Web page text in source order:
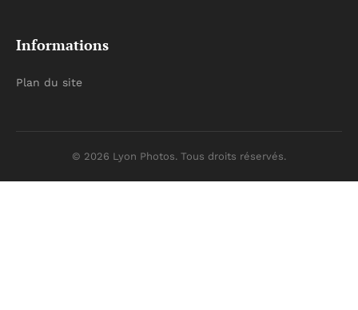
Informations
Plan du site
© 2026 Lyon Photos. Tous droits réservés.